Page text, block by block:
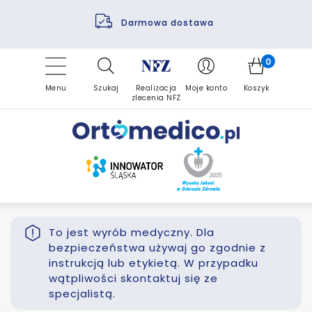
Darmowa dostawa
Pomoc fizjoterapeuty
Finansowanie PFRON
Refundacja NFZ
Zrealizuj zlecenie ponownie
Menu Szukaj
Realizacja
zlecenia NFZ
Moje konto
0
Koszyk
To jest wyrób medyczny. Dla
bezpieczeństwa używaj go zgodnie z
instrukcją lub etykietą. W przypadku
wątpliwości skontaktuj się ze
specjalistą.